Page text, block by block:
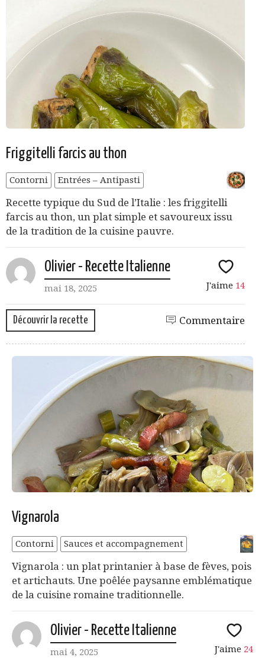
Friggitelli farcis au thon
Contorni Entrées – Antipasti
Recette typique du Sud de l’Italie : les friggitelli
farcis au thon, un plat simple et savoureux issu
de la tradition de la cuisine pauvre.
Olivier - Recette Italienne
mai 18, 2025 J'aime 14
Découvrir la recette Commentaire
Vignarola
Contorni Sauces et accompagnement
Vignarola : un plat printanier à base de fèves, pois
et artichauts. Une poêlée paysanne emblématique
de la cuisine romaine traditionnelle.
Olivier - Recette Italienne
mai 4, 2025 J'aime 24